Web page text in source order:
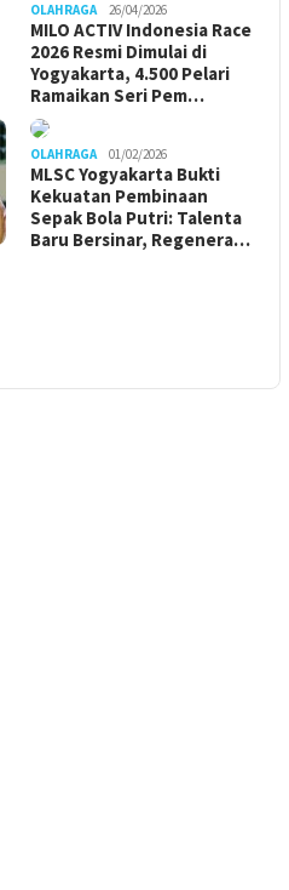
OLAHRAGA 26/04/2026
MILO ACTIV Indonesia Race
2026 Resmi Dimulai di
Yogyakarta, 4.500 Pelari
Ramaikan Seri Pem…
OLAHRAGA 01/02/2026
MLSC Yogyakarta Bukti
Kekuatan Pembinaan
Sepak Bola Putri: Talenta
Baru Bersinar, Regenera…